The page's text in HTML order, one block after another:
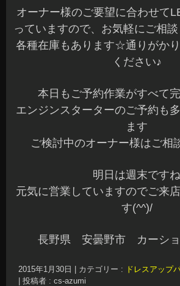
オーナー様のご要望に合わせて
っていますので、お気軽にご相
各種在庫もあります☆通りがか
ください♪
本日もご予約作業がすべて
エンジンスターターのご予約も
ます
ご検討中のオーナー様はご相
明日は週末ですね
元気に営業していますのでご来
す(^^)/
長野県 安曇野市 カーショ
2015年1月30日 カテゴリー : ドレスアップ
投稿者 : cs-azumi